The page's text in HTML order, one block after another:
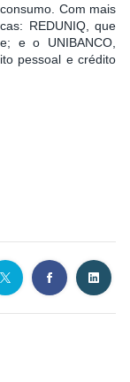
Com mais
REDUNIQ, que
e o UNIBANCO,
pessoal e crédito